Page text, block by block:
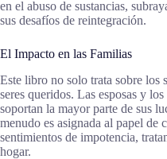
en el abuso de sustancias,
sus desafíos de reintegración.
El Impacto en las Familias
Este libro no solo trata sobre los
seres queridos. Las esposas y
soportan la mayor parte de sus
menudo es asignada al papel
sentimientos de impotencia,
hogar.